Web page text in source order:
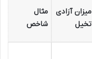
میزان آزادی
تخیل
مثال
شاخص